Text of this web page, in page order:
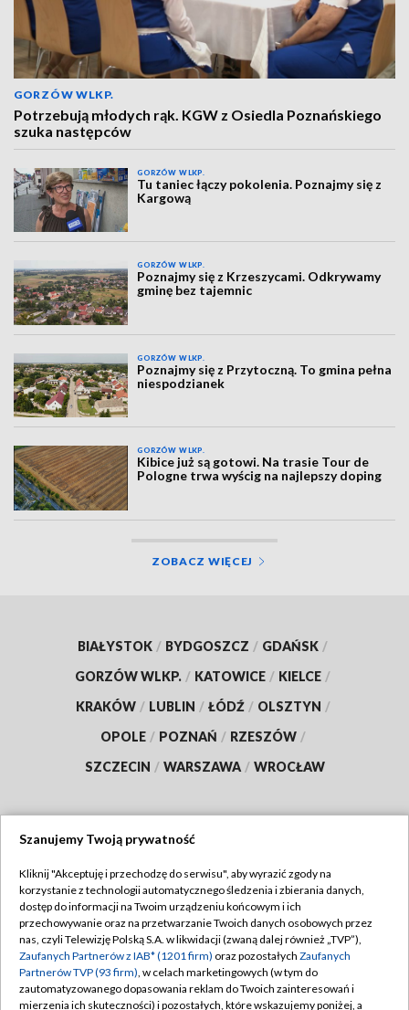
GORZÓW WLKP.
Potrzebują młodych rąk. KGW z Osiedla Poznańskiego
szuka następców
GORZÓW WLKP.
Tu taniec łączy pokolenia. Poznajmy się z
Kargową
GORZÓW WLKP.
Poznajmy się z Krzeszycami. Odkrywamy
gminę bez tajemnic
GORZÓW WLKP.
Poznajmy się z Przytoczną. To gmina pełna
niespodzianek
GORZÓW WLKP.
Kibice już są gotowi. Na trasie Tour de
Pologne trwa wyścig na najlepszy doping
ZOBACZ WIĘCEJ
BIAŁYSTOK / BYDGOSZCZ / GDAŃSK /
GORZÓW WLKP. / KATOWICE / KIELCE /
KRAKÓW / LUBLIN / ŁÓDŹ / OLSZTYN /
OPOLE / POZNAŃ / RZESZÓW /
SZCZECIN / WARSZAWA / WROCŁAW
TVP
Abonament TVP
Emisja w TVP
Centrum informacji TVP
Regulamin TVP
Polityka prywatności
Moje zgody
Szanujemy Twoją prywatność
Kliknij "Akceptuję i przechodzę do serwisu", aby wyrazić zgody na
korzystanie z technologii automatycznego śledzenia i zbierania danych,
dostęp do informacji na Twoim urządzeniu końcowym i ich
przechowywanie oraz na przetwarzanie Twoich danych osobowych przez
nas, czyli Telewizję Polską S.A. w likwidacji (zwaną dalej również „TVP”),
Zaufanych Partnerów z IAB* (1201 firm) oraz pozostałych Zaufanych
Partnerów TVP (93 firm), w celach marketingowych (w tym do
zautomatyzowanego dopasowania reklam do Twoich zainteresowań i
mierzenia ich skuteczności) i pozostałych, które wskazujemy poniżej, a